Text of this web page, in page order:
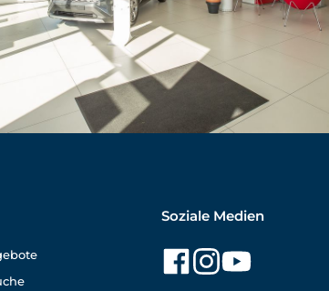
Soziale Medien